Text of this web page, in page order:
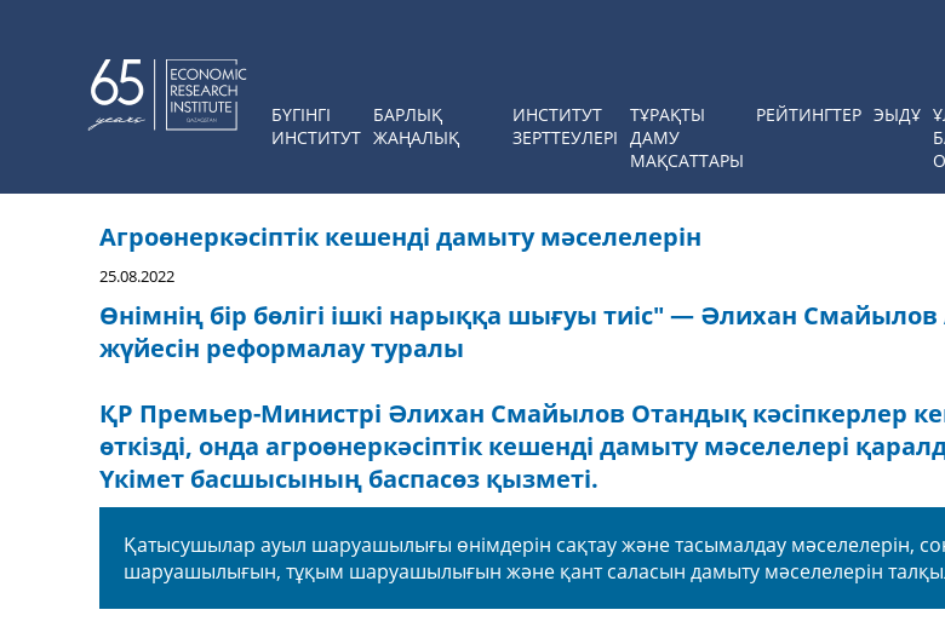
БҮГІНГІ
ИНСТИТУТ
БАРЛЫҚ
ЖАҢАЛЫҚ
ИНСТИТУТ
ЗЕРТТЕУЛЕРІ
ТҰРАҚТЫ
ДАМУ
МАҚСАТТАРЫ
РЕЙТИНГТЕР ЭЫДҰ
Агроөнеркәсіптік кешенді дамыту мәселелерін
25.08.2022
Өнімнің бір бөлігі ішкі нарыққа шығуы тиіс" — Әлихан
жүйесін реформалау туралы
ҚР Премьер-Министрі Әлихан Смайылов Отандық кәсіпкерлер
өткізді, онда агроөнеркәсіптік кешенді дамыту мәселелері
Үкімет басшысының баспасөз қызметі.
Қатысушылар ауыл шаруашылығы өнімдерін сақтау және тасымалдау мәселелерін,
шаруашылығын, тұқым шаруашылығын және қантсаласын дамыту мәселелерін